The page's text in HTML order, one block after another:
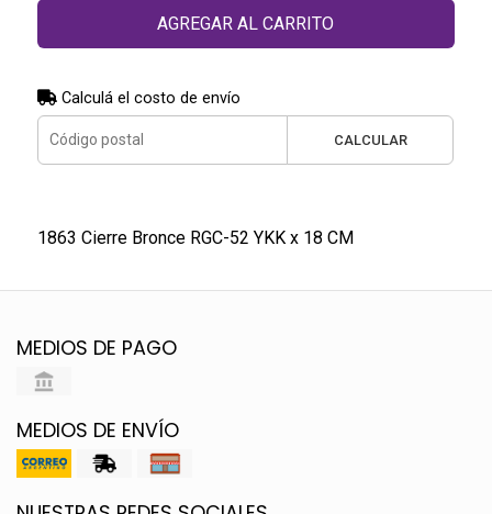
AGREGAR AL CARRITO
Calculá el costo de envío
CALCULAR
1863 Cierre Bronce RGC-52 YKK x 18 CM
MEDIOS DE PAGO
MEDIOS DE ENVÍO